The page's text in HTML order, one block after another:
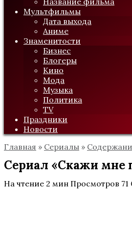
Мультфильмы
Дата выхода
Аниме
Знаменитости
Бизнес
Блогеры
Кино
Мода
Музыка
Политика
TV
Праздники
Новости
Главная » Сериалы »
Сериал «Скажи мне
На чтение 2 мин Просмотров 71